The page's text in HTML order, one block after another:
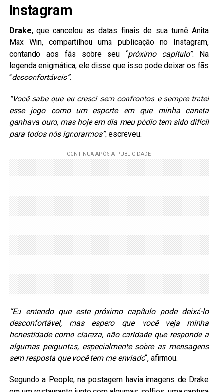
Instagram
Drake, que cancelou as datas finais de sua turnê Anita
Max Win, compartilhou uma publicação no Instagram,
contando aos fãs sobre seu “próximo capítulo”. Na
legenda enigmática, ele disse que isso pode deixar os fãs
“desconfortáveis”.
“Você sabe que eu cresci sem confrontos e sempre tratei
esse jogo como um esporte em que minha caneta
ganhava ouro, mas hoje em dia meu pódio tem sido difícil
para todos nós ignorarmos”, escreveu.
“Eu entendo que este próximo capítulo pode deixá-lo
desconfortável, mas espero que você veja minha
honestidade como clareza, não caridade que responde a
algumas perguntas, especialmente sobre as mensagens
sem resposta que você tem me enviado“, afirmou.
Segundo a People, na postagem havia imagens de Drake